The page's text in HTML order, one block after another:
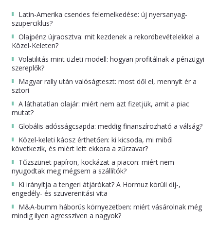
Latin-Amerika csendes felemelkedése: új nyersanyag-
szuperciklus?
Olajpénz újraosztva: mit kezdenek a rekordbevételekkel a
Közel-Keleten?
Volatilitás mint üzleti modell: hogyan profitálnak a pénzügyi
szereplők?
Magyar rally után valóságteszt: most dől el, mennyit ér a
sztori
A láthatatlan olajár: miért nem azt fizetjük, amit a piac
mutat?
Globális adósságcsapda: meddig finanszírozható a válság?
Közel-keleti káosz érthetően: ki kicsoda, mi miből
következik, és miért lett ekkora a zűrzavar?
Tűzszünet papíron, kockázat a piacon: miért nem
nyugodtak meg mégsem a szállítók?
Ki irányítja a tengeri átjárókat? A Hormuz körüli díj-,
engedély- és szuverenitási vita
M&A-bumm háborús környezetben: miért vásárolnak még
mindig ilyen agresszíven a nagyok?